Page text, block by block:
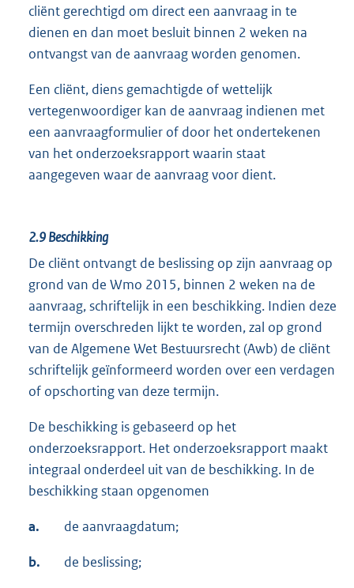
cliënt gerechtigd om direct een aanvraag in te
dienen en dan moet besluit binnen 2 weken na
ontvangst van de aanvraag worden genomen.
Een cliënt, diens gemachtigde of wettelijk
vertegenwoordiger kan de aanvraag indienen met
een aanvraagformulier of door het ondertekenen
van het onderzoeksrapport waarin staat
aangegeven waar de aanvraag voor dient.
2.9Beschikking
De cliënt ontvangt de beslissing op zijn aanvraag op
grond van de Wmo 2015, binnen 2 weken na de
aanvraag, schriftelijk in een beschikking. Indien deze
termijn overschreden lijkt te worden, zal op grond
van de Algemene Wet Bestuursrecht (Awb) de cliënt
schriftelijk geïnformeerd worden over een verdagen
of opschorting van deze termijn.
De beschikking is gebaseerd op het
onderzoeksrapport. Het onderzoeksrapport maakt
integraal onderdeel uit van de beschikking. In de
beschikking staan opgenomen
a. de aanvraagdatum;
b. de beslissing;